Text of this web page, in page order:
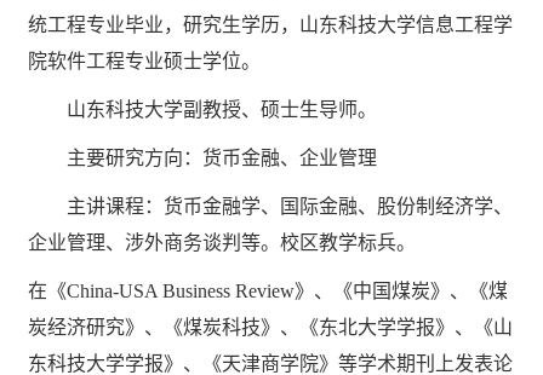
统工程专业毕业，研究生学历，山东科技大学信息工程学
院软件工程专业硕士学位。
山东科技大学副教授、硕士生导师。
主要研究方向：货币金融、企业管理
主讲课程：货币金融学、国际金融、股份制经济学、
企业管理、涉外商务谈判等。校区教学标兵。
在《China-USA Business Review》、《中国煤炭》、《煤
炭经济研究》、《煤炭科技》、《东北大学学报》、《山
东科技大学学报》、《天津商学院》等学术期刊上发表论